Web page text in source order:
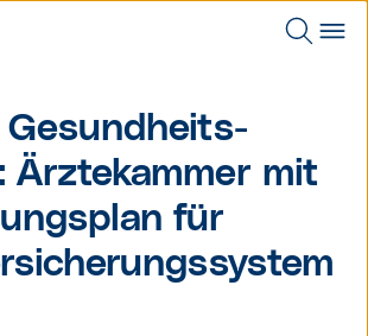
Gesund­heits­
Ärzte­kammer mit
für